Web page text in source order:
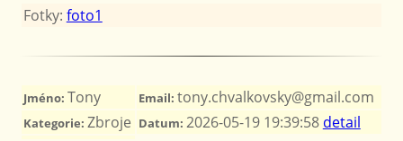
Fotky: foto1
Jméno: Tony Email: tony.chvalkovsky@gmail.com
Kategorie: Zbroje Datum: 2026-05-19 19:39:58 detail